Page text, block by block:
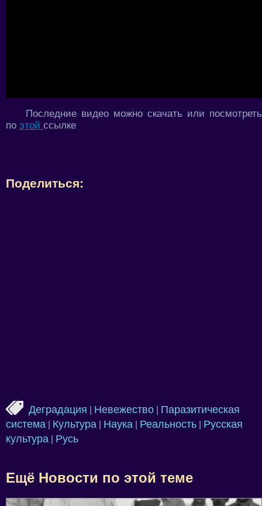
Последние видео можно скачать или посмотреть
по этой ссылке
Поделиться:
Деградация Невежество
Паразитическая
система
Культура Наука Реальность
Русская
культура
Русь
Ещё Новости по этой теме